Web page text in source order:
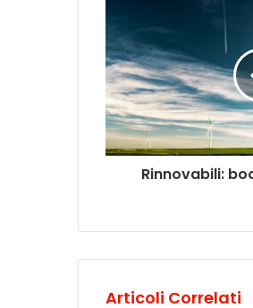
Rinnovabili:
Articoli Correlati